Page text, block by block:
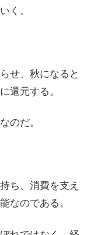
く。
せ、秋になると
還元する。
のだ。
ち、消費を支え
なのである。